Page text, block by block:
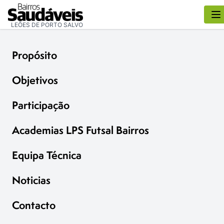
LEÕES DE PORTO SALVO
Propósito
Objetivos
Participação
Academias LPS Futsal Bairros
Equipa Técnica
Noticias
Contacto